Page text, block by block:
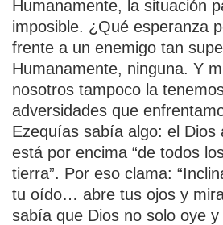
Humanamente, la situación
imposible. ¿Qué esperanza
frente a un enemigo tan
Humanamente, ninguna. Y
nosotros tampoco la
adversidades que
Ezequías sabía algo: el Dios
está por encima “de todos
tierra”. Por eso clama:
tu oído… abre tus ojos y
sabía que Dios no solo oye